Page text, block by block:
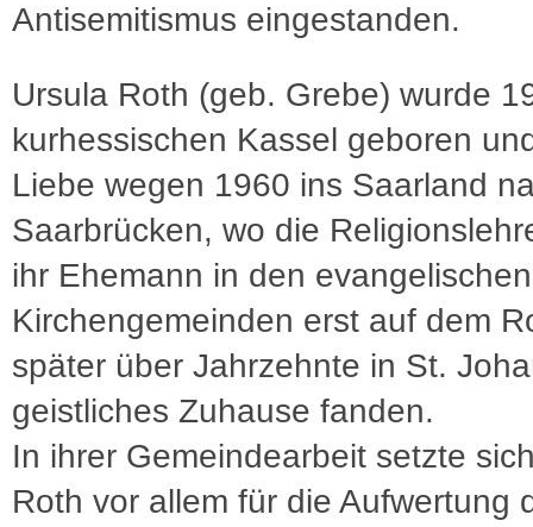
Antisemitismus eingestanden.
Ursula Roth (geb. Grebe) wurde
kurhessischen Kassel geboren
Liebe wegen 1960 ins Saarland
Saarbrücken, wo die
ihr Ehemann in den evangelischen
Kirchengemeinden erst auf dem
später über Jahrzehnte in St.
geistliches Zuhause fanden.
In ihrer Gemeindearbeit setzte
Roth vor allem für die Aufwertung